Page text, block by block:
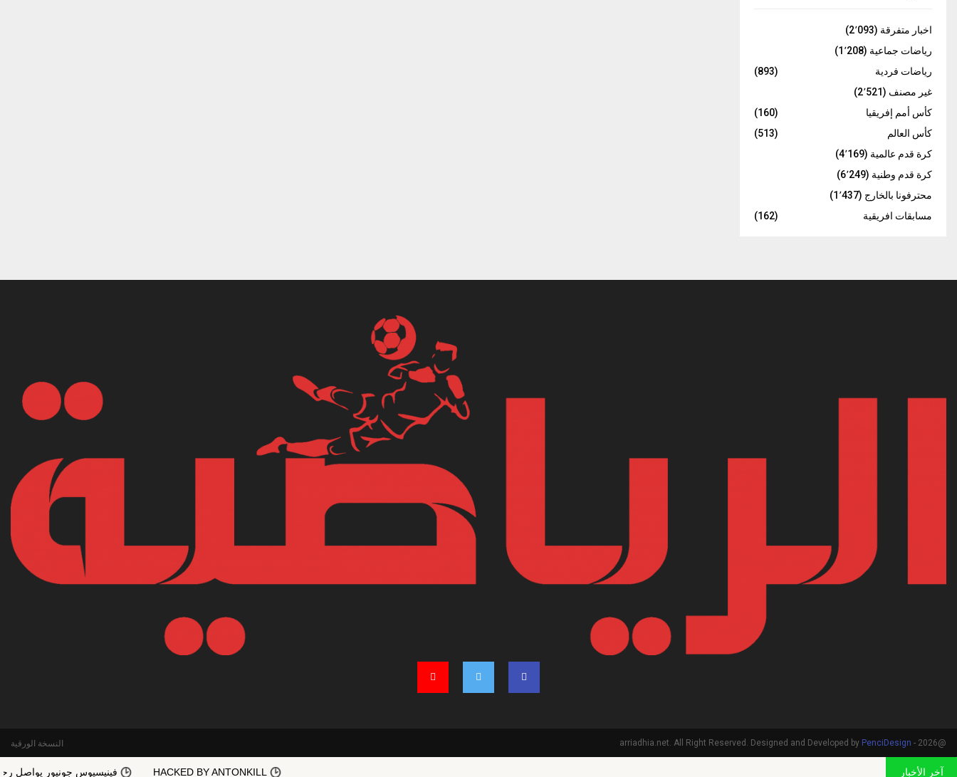
اخبار متفرقة (2٬093)
رياضات جماعية (1٬208)
رياضات فردية
(893)
غير مصنف (2٬521)
كأس أمم إفريقيا
(160)
كأس العالم
(513)
كرة قدم عالمية (4٬169)
كرة قدم وطنية (6٬249)
محترفونا بالخارج (1٬437)
مسابقات افريقية
(162)
@2026 - arriadhia.net. All Right Reserved. Designed and Developed by
PenciDesign النسخة الورقية
آخر الأخبار HACKED BY ANTONKILL فينيسيوس جونيور يواصل رحلته مع ريال